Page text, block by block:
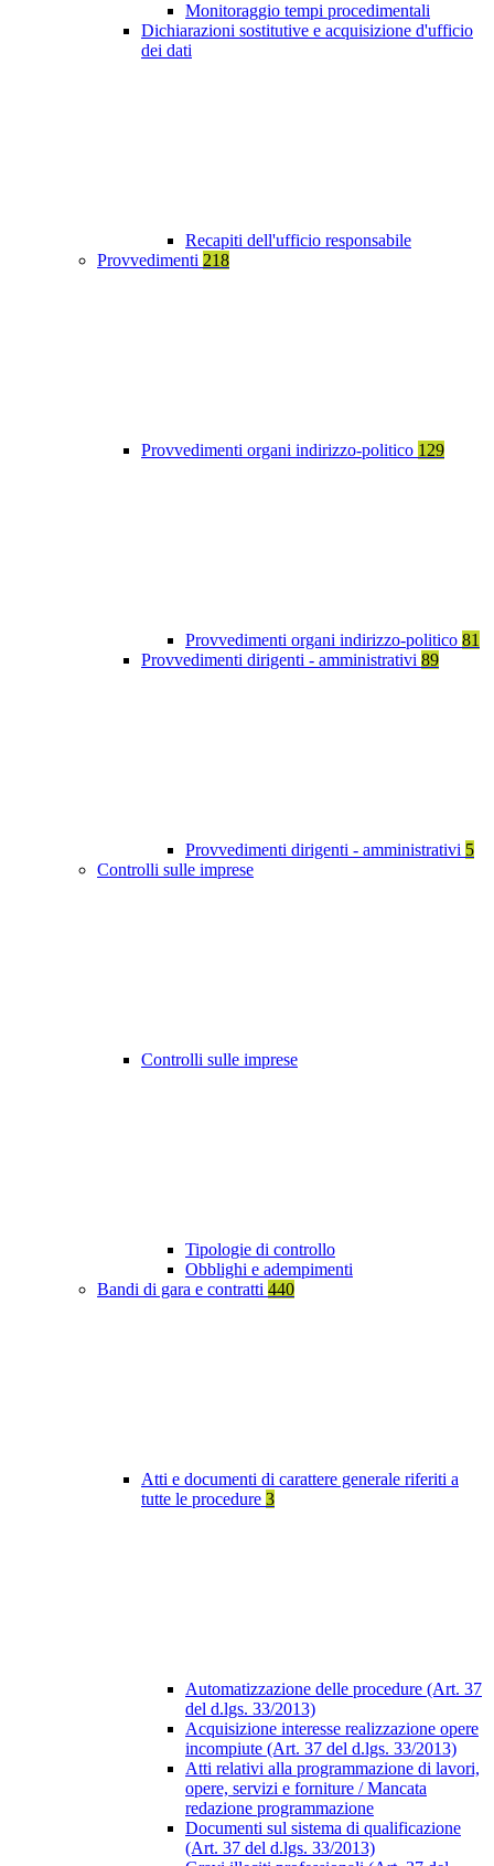
Monitoraggio tempi procedimentali
Dichiarazioni sostitutive e acquisizione d'ufficio
dei dati
Recapiti dell'ufficio responsabile
Provvedimenti 218
Provvedimenti organi indirizzo-politico 129
Provvedimenti organi indirizzo-politico 81
Provvedimenti dirigenti - amministrativi 89
Provvedimenti dirigenti - amministrativi 5
Controlli sulle imprese
Controlli sulle imprese
Tipologie di controllo
Obblighi e adempimenti
Bandi di gara e contratti 440
Atti e documenti di carattere generale riferiti a
tutte le procedure 3
Automatizzazione delle procedure (Art. 37
del d.lgs. 33/2013)
Acquisizione interesse realizzazione opere
incompiute (Art. 37 del d.lgs. 33/2013)
Atti relativi alla programmazione di lavori,
opere, servizi e forniture / Mancata
redazione programmazione
Documenti sul sistema di qualificazione
(Art. 37 del d.lgs. 33/2013)